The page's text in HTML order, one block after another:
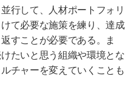
行して、人材ポートフォリ
て必要な施策を練り、達成
すことが必要である。ま
たいと思う組織や環境とな
チャーを変えていくことも